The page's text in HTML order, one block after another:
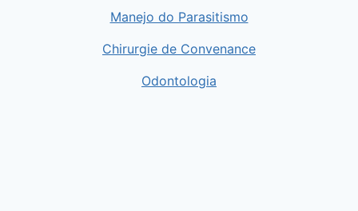
Manejo do Parasitismo
Chirurgie de Convenance
Odontologia